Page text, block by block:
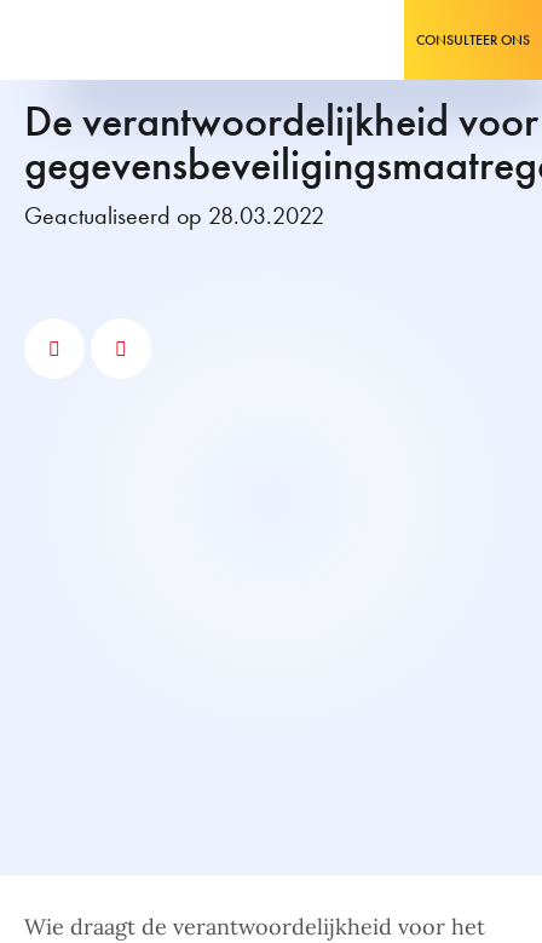
CONSULTEER ONS
De verantwoordelijkheid voor
Geactualiseerd op 28.03.2022
Wie draagt de verantwoordelijkheid voor het